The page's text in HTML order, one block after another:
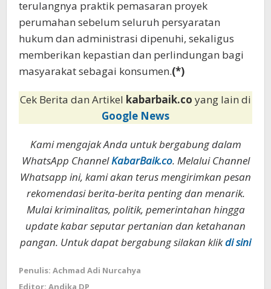
terulangnya praktik pemasaran proyek
perumahan sebelum seluruh persyaratan
hukum dan administrasi dipenuhi, sekaligus
memberikan kepastian dan perlindungan bagi
masyarakat sebagai konsumen.(*)
Cek Berita dan Artikel kabarbaik.co yang lain di
Google News
Kami mengajak Anda untuk bergabung dalam
WhatsApp ChannelKabarBaik.co. Melalui Channel
Whatsapp ini, kami akan terus mengirimkan pesan
rekomendasi berita-berita penting dan menarik.
Mulai kriminalitas, politik, pemerintahan hingga
update kabar seputar pertanian dan ketahanan
pangan. Untuk dapat bergabung silakan klikdi sini
Penulis: Achmad Adi Nurcahya
Editor: Andika DP